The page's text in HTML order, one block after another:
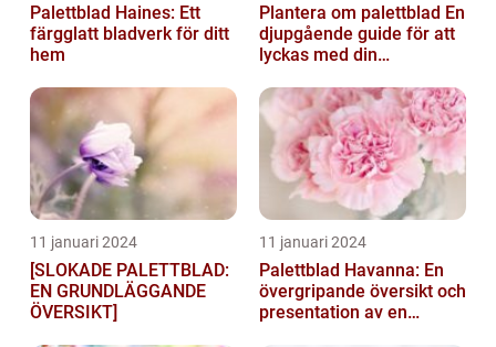
Palettblad Haines: Ett
färgglatt bladverk för ditt
hem
Plantera om palettblad En
djupgående guide för att
lyckas med din
11 januari 2024
[SLOKADE PALETTBLAD:
EN GRUNDLÄGGANDE
ÖVERSIKT]
11 januari 2024
Palettblad Havanna: En
övergripande översikt och
presentation av en